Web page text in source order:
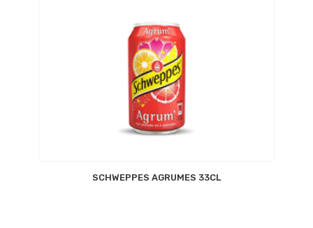
SCHWEPPES AGRUMES 33CL